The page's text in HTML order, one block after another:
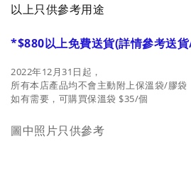
以上只供參考用途
*$880以上免費送貨(詳情參考送
2022年12月31日起，
所有本店產品均不會主動附上保溫袋/膠袋
如有需要，可購買保溫袋 $35/個
圖中照片只供參考